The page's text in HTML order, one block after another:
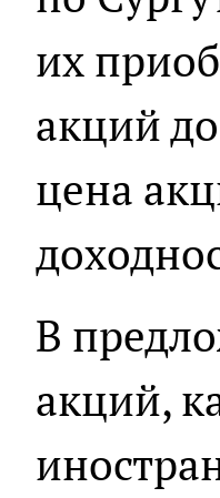
их
акций
цена
В
акций,